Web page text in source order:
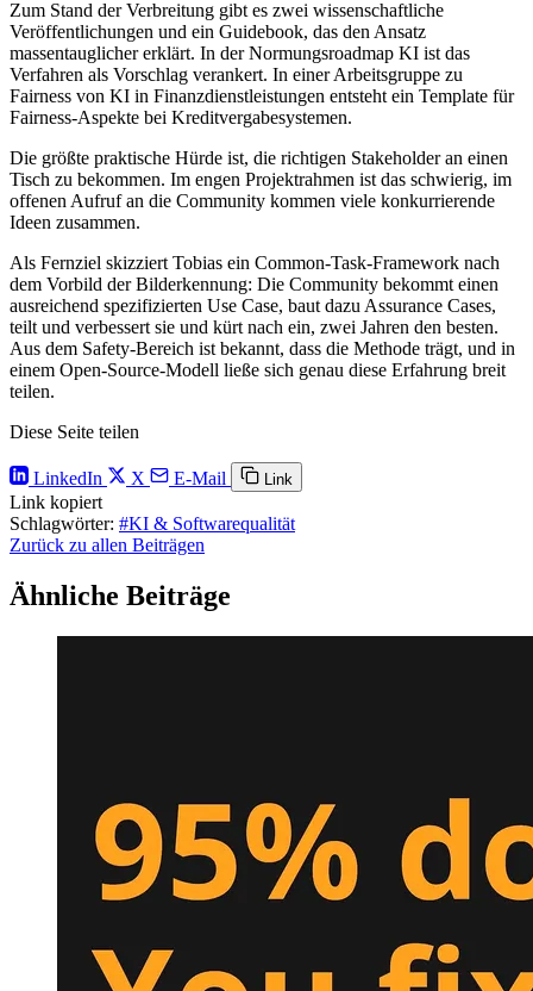
Zum Stand der Verbreitung gibt es zwei wissenschaftliche
Veröffentlichungen und ein Guidebook, das den Ansatz
massentauglicher erklärt. In der Normungsroadmap KI ist das
Verfahren als Vorschlag verankert. In einer Arbeitsgruppe zu
Fairness von KI in Finanzdienstleistungen entsteht ein Template für
Fairness-Aspekte bei Kreditvergabesystemen.
Die größte praktische Hürde ist, die richtigen Stakeholder an einen
Tisch zu bekommen. Im engen Projektrahmen ist das schwierig, im
offenen Aufruf an die Community kommen viele konkurrierende
Ideen zusammen.
Als Fernziel skizziert Tobias ein Common-Task-Framework nach
dem Vorbild der Bilderkennung: Die Community bekommt einen
ausreichend spezifizierten Use Case, baut dazu Assurance Cases,
teilt und verbessert sie und kürt nach ein, zwei Jahren den besten.
Aus dem Safety-Bereich ist bekannt, dass die Methode trägt, und in
einem Open-Source-Modell ließe sich genau diese Erfahrung breit
teilen.
Diese Seite teilen
LinkedIn X E-Mail Link
Link kopiert
Schlagwörter: #KI & Softwarequalität
Zurück zu allen Beiträgen
Ähnliche Beiträge